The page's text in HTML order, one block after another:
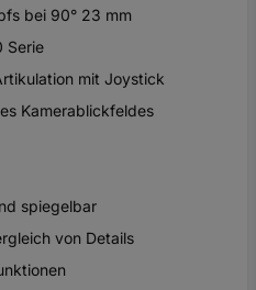
bei 90° 23 mm
Serie
mit Joystick
Kamerablickfeldes
spiegelbar
von Details